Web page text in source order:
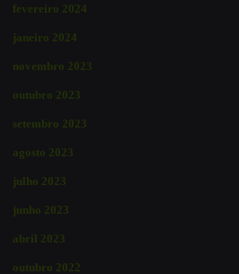
fevereiro 2024
janeiro 2024
novembro 2023
outubro 2023
setembro 2023
agosto 2023
julho 2023
junho 2023
abril 2023
outubro 2022